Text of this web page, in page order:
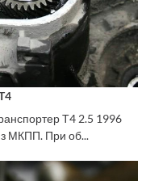
Т4 2.5 1996
МКПП. При об...